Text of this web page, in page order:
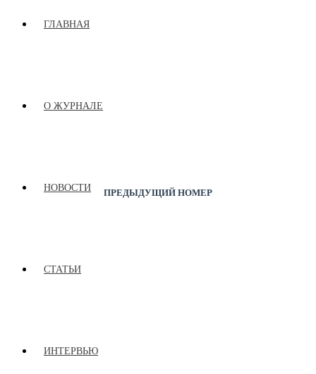
ГЛАВНАЯ
О ЖУРНАЛЕ
НОВОСТИ
СТАТЬИ
ИНТЕРВЬЮ
ПРЕДЫДУЩИЙ НОМЕР